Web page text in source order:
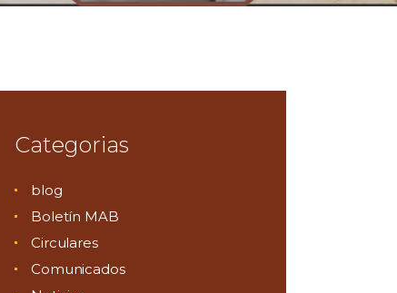
Categorias
blog
Boletín MAB
Circulares
Comunicados